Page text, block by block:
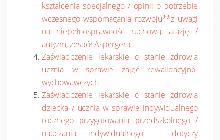
kształcenia specjalnego / opinii o potrzebie
wczesnego wspomagania rozwoju**z uwagi
na niepełnosprawność ruchową, afazję /
autyzm, zespół Aspergera
Zaświadczenie lekarskie o stanie zdrowia
ucznia w sprawie zajęć rewalidacyjno-
wychowawczych
Zaświadczenie lekarskie o stanie zdrowia
dziecka / ucznia w sprawie indywidualnego
rocznego przygotowania przedszkolnego /
nauczania indywidualnego – dotyczy